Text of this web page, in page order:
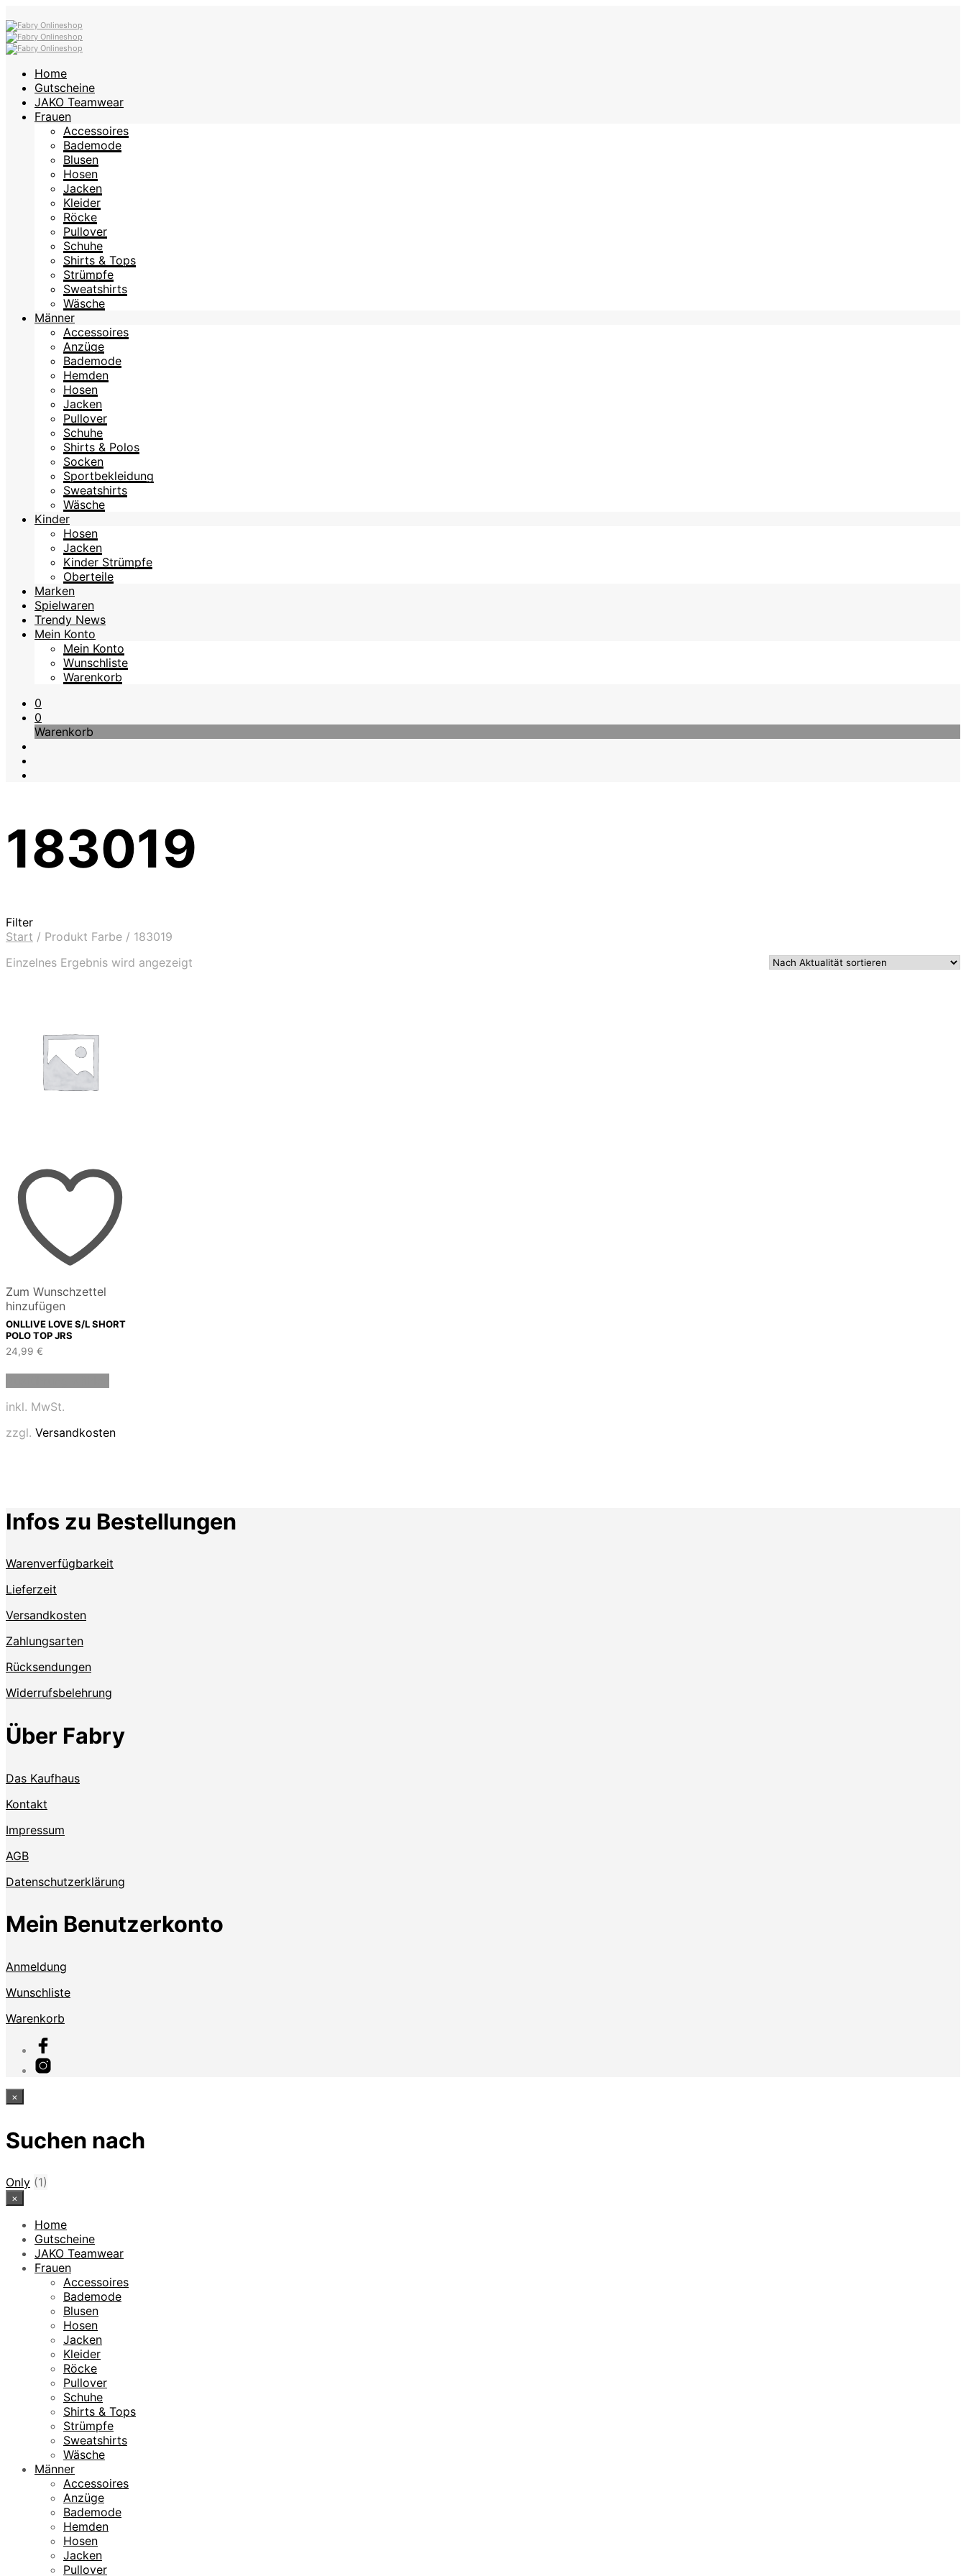
Home
Gutscheine
JAKO Teamwear
Frauen
Accessoires
Bademode
Blusen
Hosen
Jacken
Kleider
Röcke
Pullover
Schuhe
Shirts & Tops
Strümpfe
Sweatshirts
Wäsche
Männer
Accessoires
Anzüge
Bademode
Hemden
Hosen
Jacken
Pullover
Schuhe
Shirts & Polos
Socken
Sportbekleidung
Sweatshirts
Wäsche
Kinder
Hosen
Jacken
Kinder Strümpfe
Oberteile
Marken
Spielwaren
Trendy News
Mein Konto
Mein Konto
Wunschliste
Warenkorb
0
0
Warenkorb
183019
Filter
Start / Produkt Farbe / 183019
Einzelnes Ergebnis wird angezeigt
Zum Wunschzettel
hinzufügen
ONLLIVE LOVE S/L SHORT
POLO TOP JRS
24,99 €
auf.
der
Produktseite
inkl. MwSt.
zzgl. Versandkosten
Infos zu Bestellungen
Warenverfügbarkeit
Lieferzeit
Versandkosten
Zahlungsarten
Rücksendungen
Widerrufsbelehrung
Über Fabry
Das Kaufhaus
Kontakt
Impressum
AGB
Datenschutzerklärung
Mein Benutzerkonto
Anmeldung
Wunschliste
Warenkorb
×
Suchen nach
Only (1)
×
Home
Gutscheine
JAKO Teamwear
Frauen
Accessoires
Bademode
Blusen
Hosen
Jacken
Kleider
Röcke
Pullover
Schuhe
Shirts & Tops
Strümpfe
Sweatshirts
Wäsche
Männer
Accessoires
Anzüge
Bademode
Hemden
Hosen
Jacken
Pullover